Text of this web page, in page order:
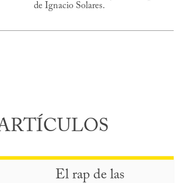
de Ignacio Solares.
El rap de las